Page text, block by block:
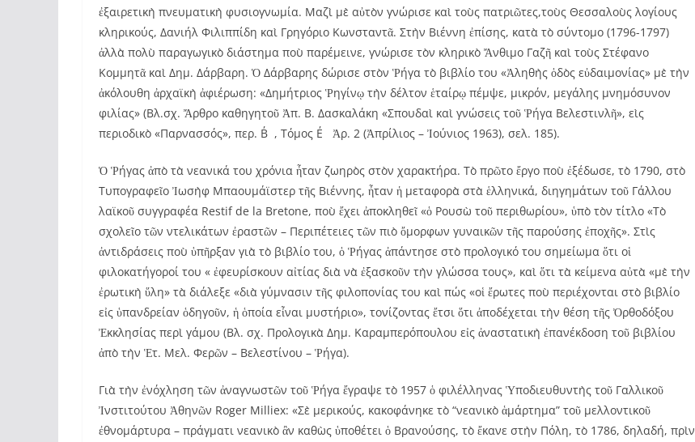
ἐξαιρετικὴ πνευματικὴ φυσιογνωμία. Μαζὶ μὲ αὐτὸν γνώρισε καὶ τοὺς πατριῶτες,τοὺς Θεσσαλοὺς λογίους
κληρικούς, Δανιήλ Φιλιππίδη καὶ Γρηγόριο Κωνσταντᾶ. Στὴν Βιέννη ἐπίσης, κατὰ τὸ σύντομο (1796-1797)
ἀλλὰ πολὺ παραγωγικὸ διάστημα ποὺ παρέμεινε, γνώρισε τὸν κληρικὸ Ἄνθιμο Γαζῆ καὶ τοὺς Στέφανο
Κομμητᾶ καὶ Δημ. Δάρβαρη. Ὁ Δάρβαρης δώρισε στὸν Ῥήγα τὸ βιβλίο του «Ἀληθὴς ὁδὸς εὐδαιμονίας» μὲ τὴν
ἀκόλουθη ἀρχαϊκὴ ἀφιέρωση: «Δημήτριος Ῥηγίνῳ τὴν δέλτον ἑταίρῳ πέμψε, μικρόν, μεγάλης μνημόσυνον
φιλίας» (Βλ.σχ. Ἄρθρο καθηγητοῦ Ἀπ. Β. Δασκαλάκη «Σπουδαὶ καὶ γνώσεις τοῦ Ῥήγα Βελεστινλῆ», εὶς
περιοδικὸ «Παρνασσός», περ. Β΄, Τόμος Ε΄ Ἀρ. 2 (Ἀπρίλιος – Ἰούνιος 1963), σελ. 185).
Ὁ Ῥήγας ἀπὸ τὰ νεανικά του χρόνια ἦταν ζωηρὸς στὸν χαρακτήρα. Τὸ πρῶτο ἔργο ποὺ ἐξέδωσε, τὸ 1790, στὸ
Τυπογραφεῖο Ἰωσὴφ Μπαουμάϊστερ τῆς Βιέννης, ἦταν ἡ μεταφορὰ στὰ ἑλληνικά, διηγημάτων τοῦ Γάλλου
λαϊκοῦ συγγραφέα Restif de la Bretone, ποὺ ἔχει ἀποκληθεῖ «ὁ Ρουσὼ τοῦ περιθωρίου», ὑπὸ τὸν τίτλο «Τὸ
σχολεῖο τῶν ντελικάτων ἐραστῶν – Περιπέτειες τῶν πιὸ ὄμορφων γυναικῶν τῆς παρούσης ἐποχῆς». Στὶς
ἀντιδράσεις ποὺ ὑπῆρξαν γιὰ τὸ βιβλίο του, ὁ Ῥήγας ἀπάντησε στὸ προλογικό του σημείωμα ὅτι οἱ
φιλοκατήγοροί του « ἐφευρίσκουν αἰτίας διὰ νὰ ἐξασκοῦν τὴν γλώσσα τους», καὶ ὅτι τὰ κείμενα αὐτὰ «μὲ τὴν
ἐρωτικὴ ὕλη» τὰ διάλεξε «διὰ γύμνασιν τῆς φιλοπονίας του καὶ πώς «οἱ ἔρωτες ποὺ περιέχονται στὸ βιβλίο
εἰς ὑπανδρείαν ὁδηγοῦν, ἡ ὁποία εἶναι μυστήριο», τονίζοντας ἔτσι ὅτι ἀποδέχεται τὴν θέση τῆς Ὀρθοδόξου
Ἐκκλησίας περὶ γάμου (Βλ. σχ. Προλογικὰ Δημ. Καραμπερόπουλου εἰς ἀναστατικὴ ἐπανέκδοση τοῦ βιβλίου
ἀπὸ τὴν Ἑτ. Μελ. Φερῶν – Βελεστίνου – Ῥήγα).
Γιὰ τὴν ἐνόχληση τῶν ἀναγνωστῶν τοῦ Ῥήγα ἔγραψε τὸ 1957 ὁ φιλέλληνας Ὑποδιευθυντὴς τοῦ Γαλλικοῦ
Ἰνστιτούτου Ἀθηνῶν Roger Milliex: «Σὲ μερικούς, κακοφάνηκε τὸ “νεανικὸ ἁμάρτημα” τοῦ μελλοντικοῦ
ἐθνομάρτυρα – πράγματι νεανικὸ ἂν καθὼς ὑποθέτει ὁ Βρανούσης, τὸ ἔκανε στὴν Πόλη, τὸ 1786, δηλαδή, πρὶν